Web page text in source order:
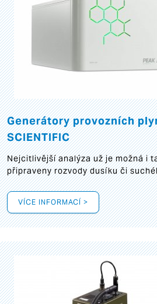
Generátory provozních
SCIENTIFIC
Nejcitlivější analýza už je možná i
připraveny rozvody dusíku či
VÍCE INFORMACÍ >